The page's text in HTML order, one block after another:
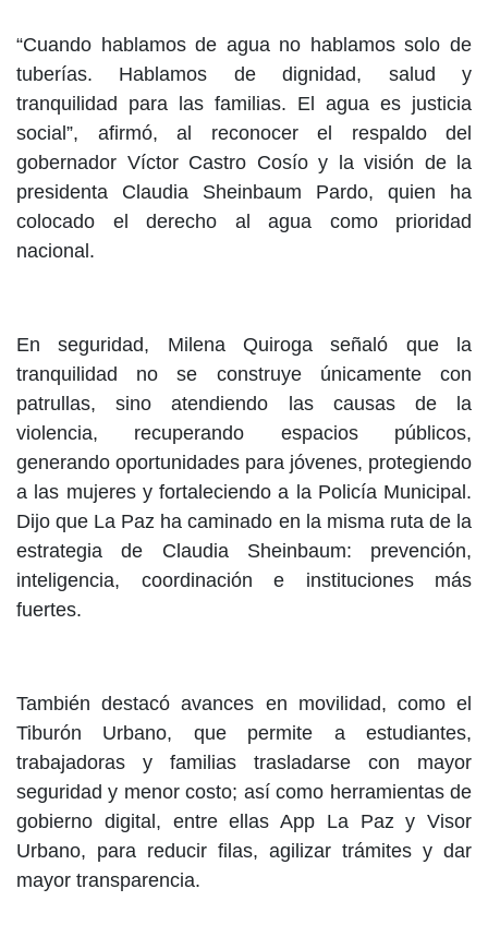
“Cuando hablamos de agua no hablamos solo de
tuberías. Hablamos de dignidad, salud y
tranquilidad para las familias. El agua es justicia
social”, afirmó, al reconocer el respaldo del
gobernador Víctor Castro Cosío y la visión de la
presidenta Claudia Sheinbaum Pardo, quien ha
colocado el derecho al agua como prioridad
nacional.
En seguridad, Milena Quiroga señaló que la
tranquilidad no se construye únicamente con
patrullas, sino atendiendo las causas de la
violencia, recuperando espacios públicos,
generando oportunidades para jóvenes, protegiendo
a las mujeres y fortaleciendo a la Policía Municipal.
Dijo que La Paz ha caminado en la misma ruta de la
estrategia de Claudia Sheinbaum: prevención,
inteligencia, coordinación e instituciones más
fuertes.
También destacó avances en movilidad, como el
Tiburón Urbano, que permite a estudiantes,
trabajadoras y familias trasladarse con mayor
seguridad y menor costo; así como herramientas de
gobierno digital, entre ellas App La Paz y Visor
Urbano, para reducir filas, agilizar trámites y dar
mayor transparencia.